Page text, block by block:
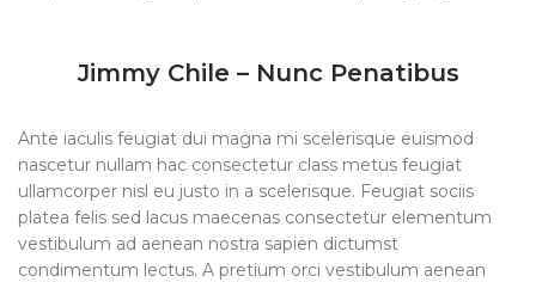
Jimmy Chile – Nunc Penatibus
Ante iaculis feugiat dui magna mi scelerisque euismod
nascetur nullam hac consectetur class metus feugiat
ullamcorper nisl eu justo in a scelerisque. Feugiat sociis
platea felis sed lacus maecenas consectetur elementum
vestibulum ad aenean nostra sapien dictumst
condimentum lectus. A pretium orci vestibulum aenean